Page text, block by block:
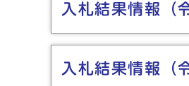
入札結果情報（
入札結果情報（